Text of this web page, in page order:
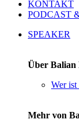
KONTAKT
PODCAST
SPEAKER
Über Balian
Wer ist
Mehr von